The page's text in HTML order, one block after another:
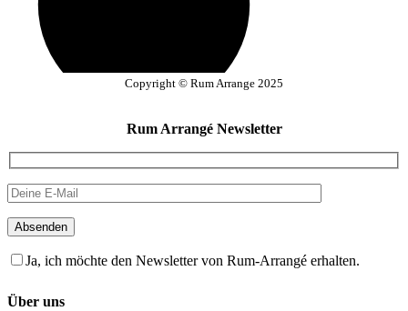
Copyright © Rum Arrange 2025
Rum Arrangé Newsletter
Absenden
Ja, ich möchte den Newsletter von Rum-Arrangé erhalten.
Über uns